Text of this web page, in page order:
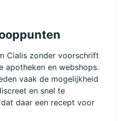
Cialis zonder voorschrift
apotheken en webshops.
vaak de mogelijkheid
en snel te
daar een recept voor